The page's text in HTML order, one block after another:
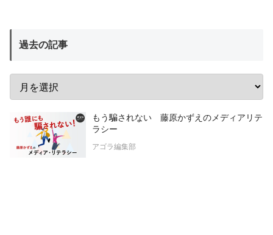
過去の記事
もう騙されない 藤原かずえのメディアリテ
ラシー
アゴラ編集部